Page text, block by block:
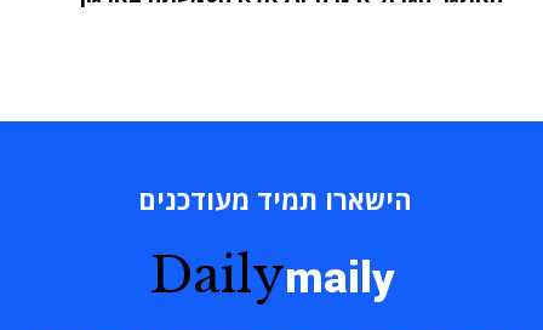
הישארו תמיד מעודכנים
Dailymaily